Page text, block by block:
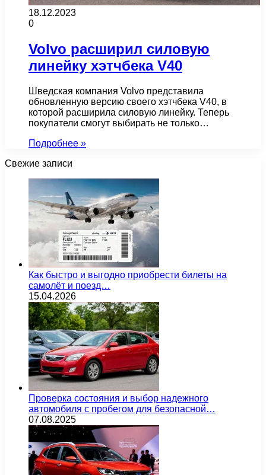
18.12.2023
0
Volvo расширил силовую
линейку хэтчбека V40
Шведская компания Volvo представила
обновленную версию своего хэтчбека V40, в
которой расширила силовую линейку. Теперь
покупатели смогут выбирать не только…
Подробнее »
Свежие записи
Как быстро и выгодно приобрести билеты на
самолёт и поезд…
15.04.2026
Проверка состояния и выбор надежного
автомобиля с пробегом для безопасной…
07.08.2025